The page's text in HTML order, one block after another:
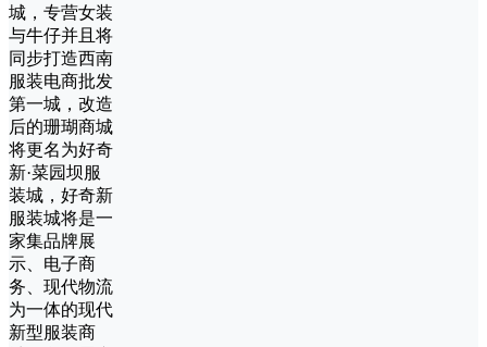
城，专营女装
与牛仔并且将
同步打造西南
服装电商批发
第一城，改造
后的珊瑚商城
将更名为好奇
新·菜园坝服
装城，好奇新
服装城将是一
家集品牌展
示、电子商
务、现代物流
为一体的现代
新型服装商